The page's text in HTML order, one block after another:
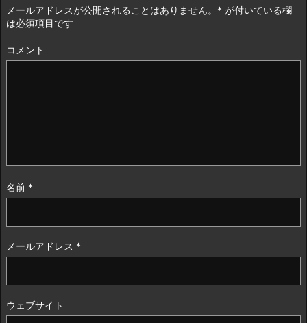
メールアドレスが公開されることはありません。 * が付いている欄
は必須項目です
コメント
名前 *
メールアドレス *
ウェブサイト